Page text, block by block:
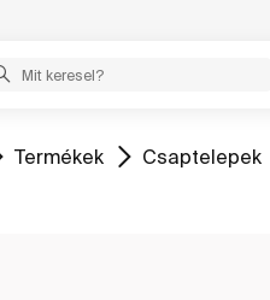
Ugrás
Termékek Ugrás
Csaptelepek